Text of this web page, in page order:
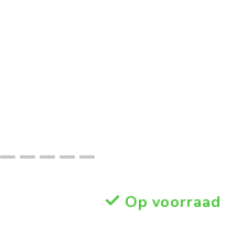
Op voorraad